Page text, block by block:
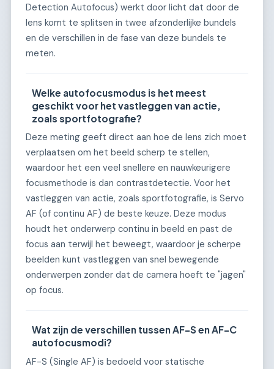
Detection Autofocus) werkt door licht dat door de
lens komt te splitsen in twee afzonderlijke bundels
en de verschillen in de fase van deze bundels te
meten.
Welke autofocusmodus is het meest
geschikt voor het vastleggen van actie,
zoals sportfotografie?
Deze meting geeft direct aan hoe de lens zich moet
verplaatsen om het beeld scherp te stellen,
waardoor het een veel snellere en nauwkeurigere
focusmethode is dan contrastdetectie. Voor het
vastleggen van actie, zoals sportfotografie, is Servo
AF (of continu AF) de beste keuze. Deze modus
houdt het onderwerp continu in beeld en past de
focus aan terwijl het beweegt, waardoor je scherpe
beelden kunt vastleggen van snel bewegende
onderwerpen zonder dat de camera hoeft te "jagen"
op focus.
Wat zijn de verschillen tussen AF-S en AF-C
autofocusmodi?
AF-S (Single AF) is bedoeld voor statische